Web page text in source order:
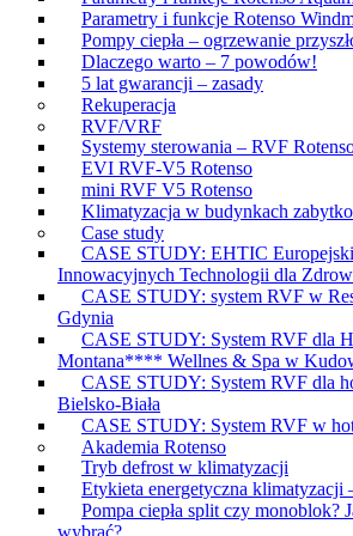
Parametry i funkcje Rotenso
Pompy ciepła – ogrzewanie
Dlaczego warto – 7 powodów!
5 lat gwarancji – zasady
Rekuperacja
RVF/VRF
Systemy sterowania – RVF
EVI RVF-V5 Rotenso
mini RVF V5 Rotenso
Klimatyzacja w budynkach
Case study
CASE STUDY: EHTIC
Innowacyjnych Technologii dla
CASE STUDY: system RVF w
Gdynia
CASE STUDY: System RVF dla
Montana**** Wellnes & Spa w
CASE STUDY: System RVF dla
Bielsko-Biała
CASE STUDY: System RVF w
Akademia Rotenso
Tryb defrost w klimatyzacji
Etykieta energetyczna klimatyzacji
Pompa ciepła split czy monoblok?
wybrać?